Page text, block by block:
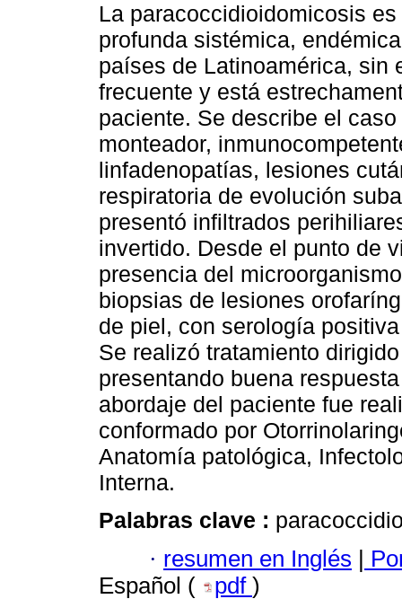
La paracoccidioidomicosis
profunda sistémica,
países de Latinoamérica, sin
frecuente y está
paciente. Se describe el
monteador,
linfadenopatías, lesiones
respiratoria de evolución
presentó infiltrados
invertido. Desde el punto de
presencia del
biopsias de lesiones
de piel, con serología
Se realizó tratamiento
presentando buena
abordaje del paciente fue
conformado por
Anatomía patológica,
Interna.
Palabras clave :
· resumen en Inglés |
Español (
pdf )